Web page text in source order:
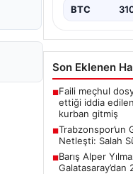
BTC
Son Eklenen
■Faili meçhul
ettiği iddia
kurban gitmiş
■Trabzonspor’un
Netleşti: Salah
■Barış Alper